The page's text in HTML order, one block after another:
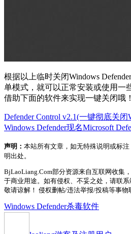
根据以上临时关闭Windows
单模式，就可以正常安装或使用一
借助下面的软件来实现一键关闭哦！
Defender Control v2.1(一键彻底关
Windows Defender现名Microsoft
声明： 本站所有文章，如无特殊说明或标
明出处。
BjLaoLiang.Com部分资源来自互联网收集
于商业用途。如有侵权、不妥之处，请联系
敬请谅解！ 侵权删帖/违法举报/投稿等事物
Windows Defender杀毒软件